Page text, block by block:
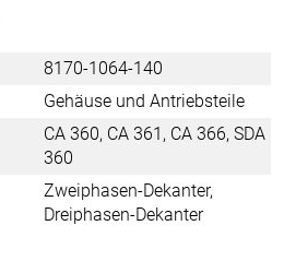
8170-1064-140
Gehäuse und Antriebsteile
CA 360, CA 361, CA 366, SDA
360
Zweiphasen-Dekanter,
Dreiphasen-Dekanter